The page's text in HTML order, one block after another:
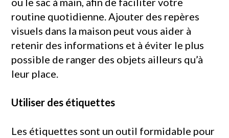
routine quotidienne. Ajouter des repères
visuels dans la maison peut vous aider à
retenir des informations et à éviter le plus
possible de ranger des objets ailleurs qu’à
leur place.
Utiliser des étiquettes
Les étiquettes sont un outil formidable pour